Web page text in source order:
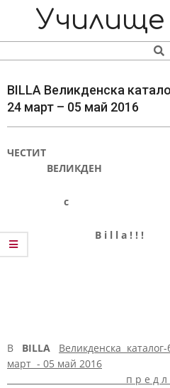
NavigationУчилище
BILLA Великденска
24 март – 05 май 2016
ЧЕСТИТ
ВЕЛИКДЕН
с
B i l l a ! ! !
В BILLA
Великденска
март - 05 май 2016
п р е д л а г